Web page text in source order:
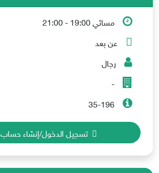
مسائي 19:00 - 21:00
عن بعد
رجال
-
35-196
تسجيل الدخول/إنشاء حساب